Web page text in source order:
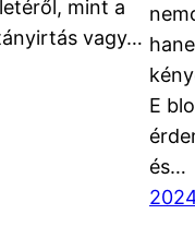
mint a
vagy…
E
és…